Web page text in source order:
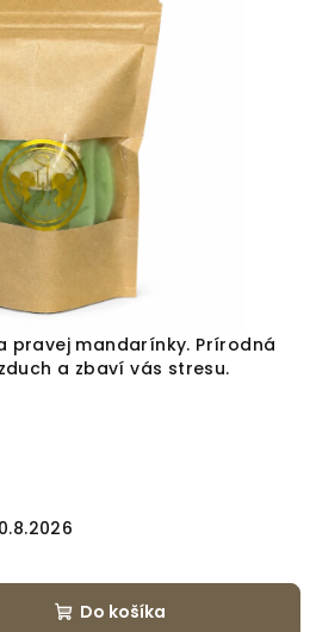
pravej mandarínky. Prírodná
a zbaví vás stresu.
Do košíka